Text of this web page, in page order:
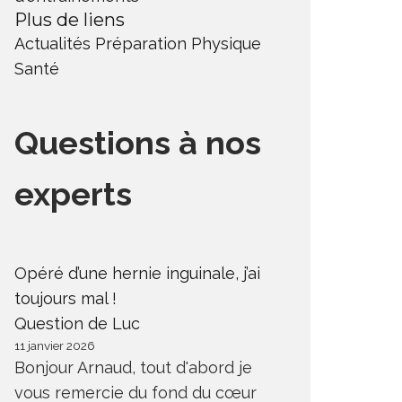
Plus de liens
Actualités Préparation Physique
Santé
Questions à nos
experts
Opéré d’une hernie inguinale, j’ai
toujours mal !
Question de Luc
11 janvier 2026
Bonjour Arnaud, tout d'abord je
vous remercie du fond du cœur